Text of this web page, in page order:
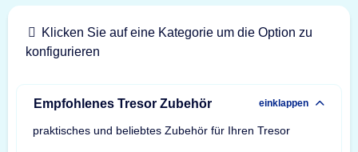
Klicken Sie auf eine Kategorie um die Option zu
konfigurieren
Empfohlenes Tresor Zubehör einklappen
praktisches und beliebtes Zubehör für Ihren Tresor